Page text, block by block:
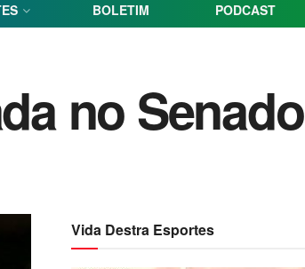
BOLETIM PODCAST
no Senado
Vida Destra Esportes